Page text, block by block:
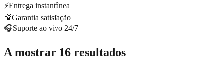
⚡Entrega instantânea
💯Garantia satisfação
🎧Suporte ao vivo 24/7
A mostrar 16 resultados